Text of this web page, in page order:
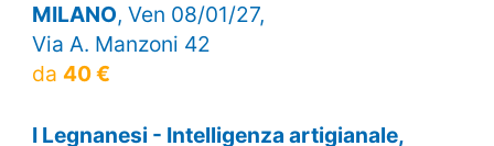
MILANO, Ven 08/01/27,
Via A. Manzoni 42
da 40 €
I Legnanesi - Intelligenza artigianale,